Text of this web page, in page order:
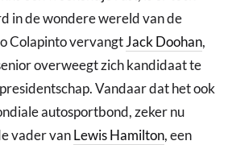
in de wondere wereld van de
Colapinto vervangtJack Doohan,
overweegt zich kandidaat te
Vandaar dat het ook
autosportbond, zeker nu
vader vanLewis Hamilton, een